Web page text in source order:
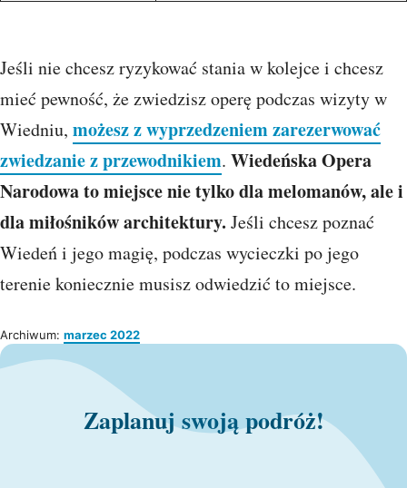
Jeśli nie chcesz ryzykować stania w kolejce i chcesz
mieć pewność, że zwiedzisz operę podczas wizyty w
Wiedniu, możesz z wyprzedzeniem zarezerwować
zwiedzanie z przewodnikiem. Wiedeńska Opera
Narodowa to miejsce nie tylko dla melomanów, ale i
dla miłośników architektury. Jeśli chcesz poznać
Wiedeń i jego magię, podczas wycieczki po jego
terenie koniecznie musisz odwiedzić to miejsce.
Archiwum: marzec 2022
Zaplanuj swoją podróż!